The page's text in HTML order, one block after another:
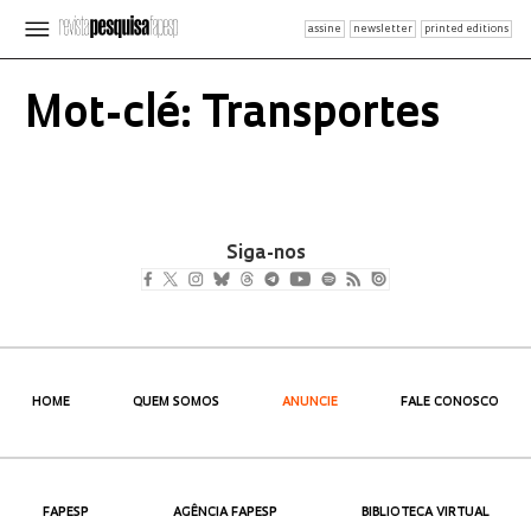
assine newsletter printed editions
Mot-clé: Transportes
Siga-nos
HOME QUEM SOMOS ANUNCIE FALE CONOSCO
FAPESP AGÊNCIA FAPESP BIBLIOTECA VIRTUAL